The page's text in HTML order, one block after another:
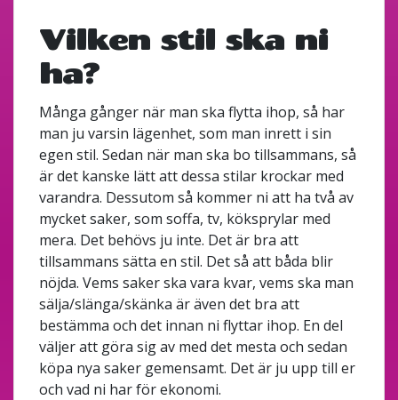
Vilken stil ska ni
ha?
Många gånger när man ska flytta ihop, så har
man ju varsin lägenhet, som man inrett i sin
egen stil. Sedan när man ska bo tillsammans, så
är det kanske lätt att dessa stilar krockar med
varandra. Dessutom så kommer ni att ha två av
mycket saker, som soffa, tv, köksprylar med
mera. Det behövs ju inte. Det är bra att
tillsammans sätta en stil. Det så att båda blir
nöjda. Vems saker ska vara kvar, vems ska man
sälja/slänga/skänka är även det bra att
bestämma och det innan ni flyttar ihop. En del
väljer att göra sig av med det mesta och sedan
köpa nya saker gemensamt. Det är ju upp till er
och vad ni har för ekonomi.